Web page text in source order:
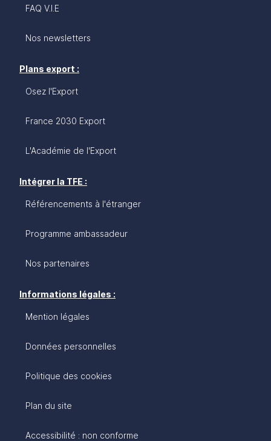
FAQ V.I.E
Nos newsletters
Plans export :
Osez l'Export
France 2030 Export
L'Académie de l'Export
Intégrer la TFE :
Référencements à l'étranger
Programme ambassadeur
Nos partenaires
Informations légales :
Mention légales
Données personnelles
Politique des cookies
Plan du site
Accessibilité : non conforme